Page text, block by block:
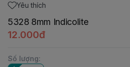
Yêu thích
5328 8mm Indicolite
12.000đ
Số lượng: